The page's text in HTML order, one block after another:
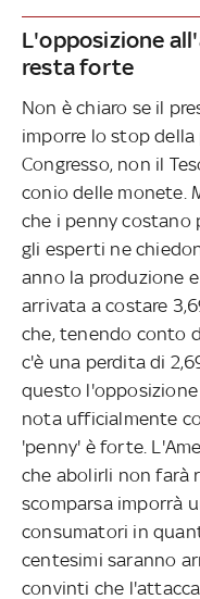
L'opposizione
resta forte
Non è chiaro se il
imporre lo stop
Congresso, non il
conio delle monete.
che i penny costano
gli esperti ne
anno la produzione
arrivata a costare
che, tenendo conto
c'è una perdita di
questo
nota ufficialmente
'penny' è forte.
che abolirli non farà
scomparsa imporrà
consumatori in
centesimi saranno
convinti che